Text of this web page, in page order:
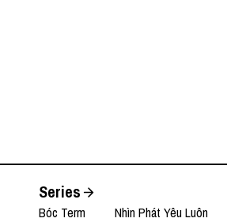
Series
Bóc Term
Nhìn Phát Yêu Luôn